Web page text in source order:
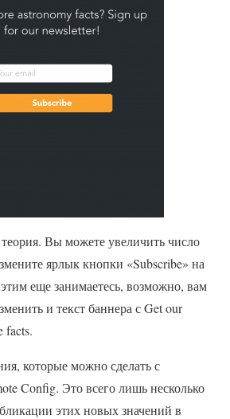
Вы можете увеличить число
ярлык кнопки «Subscribe» на
еще занимаетесь, возможно, вам
и текст баннера с Get our
facts.
которые можно сделать с
Config. Это всего лишь несколько
этих новых значений в